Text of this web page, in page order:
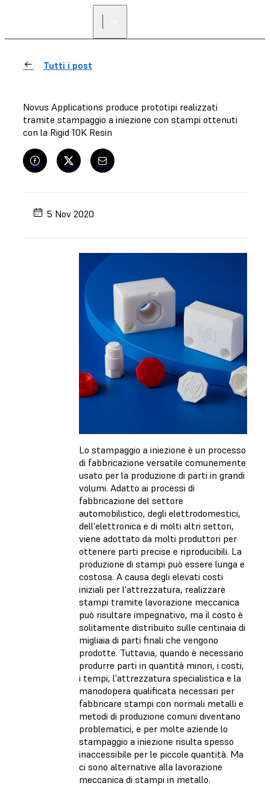
Tutti i post
Novus Applications produce prototipi realizzati
tramite stampaggio a iniezione con stampi ottenuti
con la Rigid 10K Resin
5 Nov 2020
Lo stampaggio a iniezione è un processo
di fabbricazione versatile comunemente
usato per la produzione di parti in grandi
volumi. Adatto ai processi di
fabbricazione del settore
automobilistico, degli elettrodomestici,
dell'elettronica e di molti altri settori,
viene adottato da molti produttori per
ottenere parti precise e riproducibili. La
produzione di stampi può essere lunga e
costosa. A causa degli elevati costi
iniziali per l'attrezzatura, realizzare
stampi tramite lavorazione meccanica
può risultare impegnativo, ma il costo è
solitamente distribuito sulle centinaia di
migliaia di parti finali che vengono
prodotte. Tuttavia, quando è necessario
produrre parti in quantità minori, i costi,
i tempi, l'attrezzatura specialistica e la
manodopera qualificata necessari per
fabbricare stampi con normali metalli e
metodi di produzione comuni diventano
problematici, e per molte aziende lo
stampaggio a iniezione risulta spesso
inaccessibile per le piccole quantità. Ma
ci sono alternative alla lavorazione
meccanica di stampi in metallo.